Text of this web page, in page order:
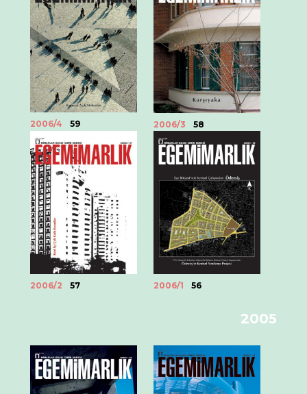
2005
2006/4 59 2006/3 58
2006/2 57 2006/1 56